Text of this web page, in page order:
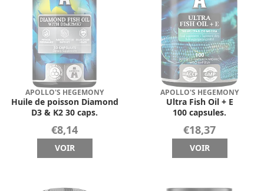
APOLLO'S HEGEMONY
Huile de poisson Diamond
D3 & K2 30 caps.
€8,14
VOIR
APOLLO'S HEGEMONY
Ultra Fish Oil + E
100 capsules.
€18,37
VOIR